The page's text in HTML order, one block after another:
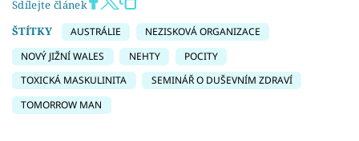
Sdílejte článek
ŠTÍTKY
AUSTRÁLIE
NEZISKOVÁ ORGANIZACE
NOVÝ JIŽNÍ WALES
NEHTY
POCITY
TOXICKÁ MASKULINITA
SEMINÁŘ O DUŠEVNÍM ZDRAVÍ
TOMORROW MAN